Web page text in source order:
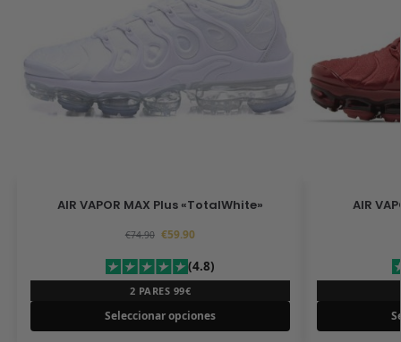
AIR VAPOR MAX Plus «TotalWhite»
€74.90 €59.90
(4.8)
2 PARES 99€
Seleccionar opciones
AIR